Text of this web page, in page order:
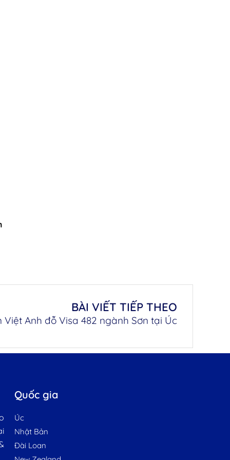
BÀI VIẾT TIẾP THEO
Anh đỗ Visa 482 ngành Sơn tại Úc
Quốc gia
Úc
Nhật Bản
Đài Loan